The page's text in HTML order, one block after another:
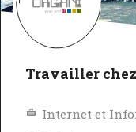
Travailler
Internet et